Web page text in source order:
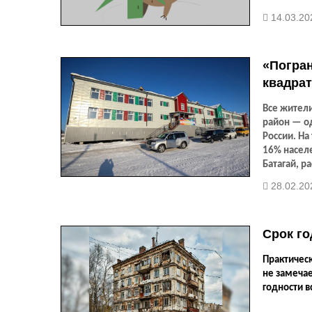
Все
район —
России.
16%
Батагай,
Срок
не
годности